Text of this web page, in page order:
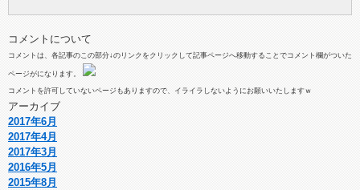
コメントについて
コメントは、各記事のこの部分↓のリンクをクリックして記事ページへ移動することでコメント欄がついた
ページがになります。
コメントを許可していないページもありますので、イライラしないようにお願いいたしますｗ
アーカイブ
2017年6月
2017年4月
2017年3月
2016年5月
2015年8月